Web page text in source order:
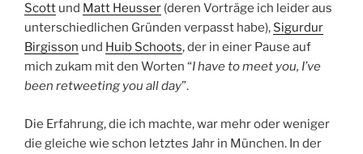
Scott und Matt Heusser (deren Vorträge ich leider aus
unterschiedlichen Gründen verpasst habe), Sigurdur
Birgisson und Huib Schoots, der in einer Pause auf
mich zukam mit den Worten “I have to meet you, I’ve
been retweeting you all day”.
Die Erfahrung, die ich machte, war mehr oder weniger
die gleiche wie schon letztes Jahr in München. In der